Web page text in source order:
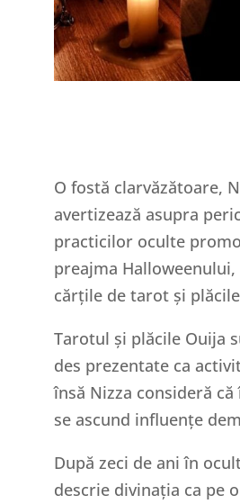
O fostă clarvăzătoare,
avertizează asupra
practicilor oculte
preajma
cărțile de tarot și
Tarotul și plăcile Ouija
des prezentate ca
însă Nizza consideră
se ascund influențe
După zeci de ani în
descrie divinația ca pe